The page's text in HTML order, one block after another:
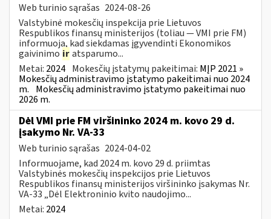
Web turinio sąrašas 2024-08-26
Valstybinė mokesčių inspekcija prie Lietuvos
Respublikos finansų ministerijos (toliau — VMI prie FM)
informuoja, kad siekdamas įgyvendinti Ekonomikos
gaivinimo iratsparumo...
Metai: 2024 Mokesčių įstatymų pakeitimai: MĮP 2021 »
Mokesčių administravimo įstatymo pakeitimai nuo 2024
m. Mokesčių administravimo įstatymo pakeitimai nuo
2026 m.
Dėl VMI prie FM viršininko 2024 m. kovo 29 d.
įsakymo Nr. VA-33
Web turinio sąrašas 2024-04-02
Informuojame, kad 2024 m. kovo 29 d. priimtas
Valstybinės mokesčių inspekcijos prie Lietuvos
Respublikos finansų ministerijos viršininko įsakymas Nr.
VA-33 „Dėl Elektroninio kvito naudojimo...
Metai: 2024